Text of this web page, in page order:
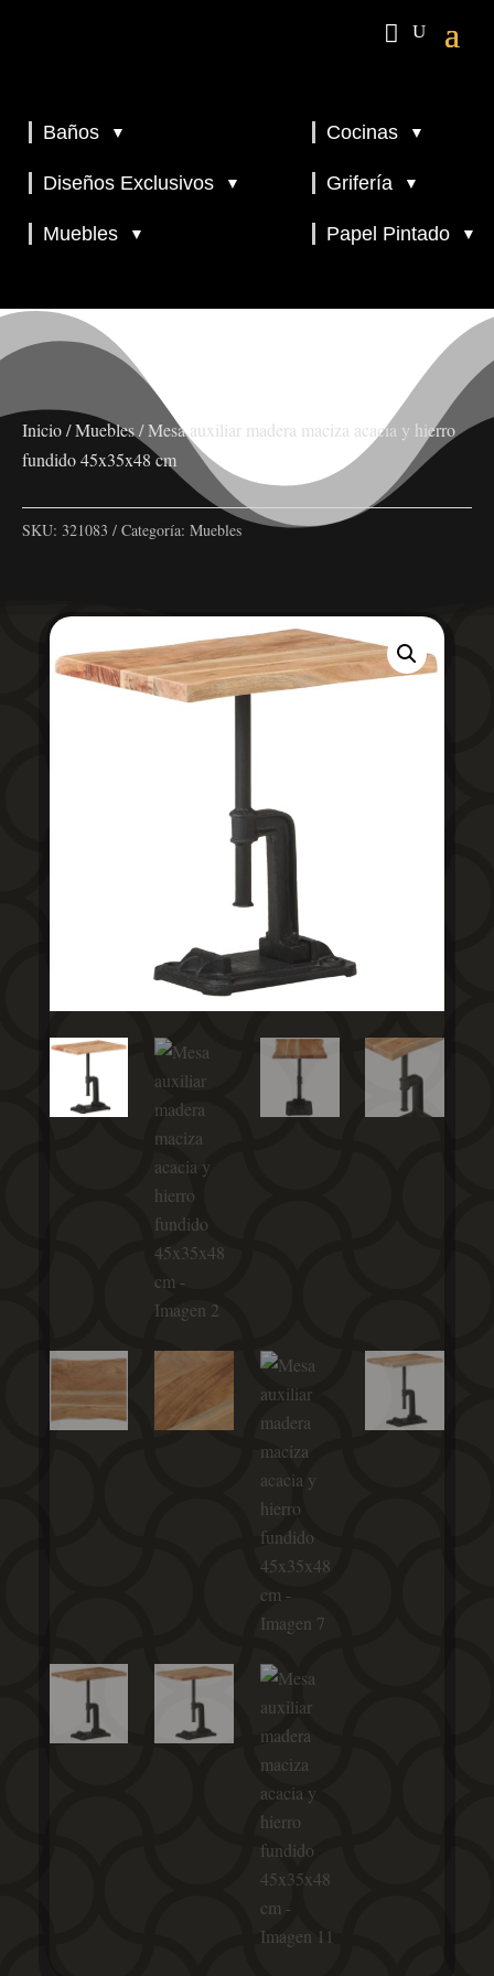
Baños ▼ Cocinas ▼
Diseños Exclusivos ▼ Grifería ▼
Muebles ▼ Papel Pintado ▼
Inicio/Muebles/ Mesa auxiliar madera maciza acacia y hierro
fundido 45x35x48 cm
SKU: 321083 Categoría: Muebles